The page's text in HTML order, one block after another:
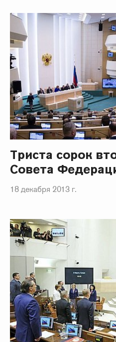
Триста сорок
Совета
18 декабря 2013 г.